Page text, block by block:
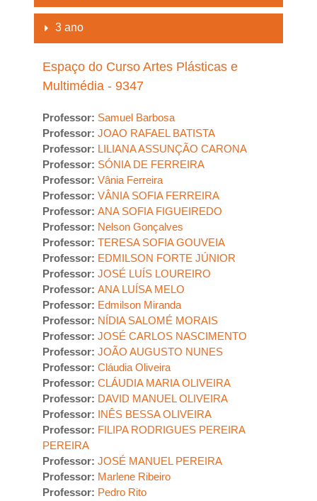
3 ano
Espaço do Curso Artes Plásticas e
Multimédia - 9347
Professor: Samuel Barbosa
Professor: JOAO RAFAEL BATISTA
Professor: LILIANA ASSUNÇÃO CARONA
Professor: SÓNIA DE FERREIRA
Professor: Vânia Ferreira
Professor: VÂNIA SOFIA FERREIRA
Professor: ANA SOFIA FIGUEIREDO
Professor: Nelson Gonçalves
Professor: TERESA SOFIA GOUVEIA
Professor: EDMILSON FORTE JÚNIOR
Professor: JOSÉ LUÍS LOUREIRO
Professor: ANA LUÍSA MELO
Professor: Edmilson Miranda
Professor: NÍDIA SALOMÉ MORAIS
Professor: JOSÉ CARLOS NASCIMENTO
Professor: JOÃO AUGUSTO NUNES
Professor: Cláudia Oliveira
Professor: CLÁUDIA MARIA OLIVEIRA
Professor: DAVID MANUEL OLIVEIRA
Professor: INÊS BESSA OLIVEIRA
Professor: FILIPA RODRIGUES PEREIRA
PEREIRA
Professor: JOSÉ MANUEL PEREIRA
Professor: Marlene Ribeiro
Professor: Pedro Rito